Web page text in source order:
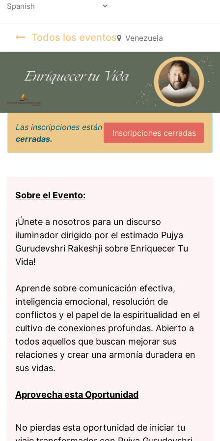
Todos los eventos Venezuela
Las inscripciones están
cerradas.
Inscripciones cerradas
Sobre el Evento:
¡Únete a nosotros para un discurso
iluminador dirigido por el estimado Pujya
Gurudevshri Rakeshji sobre Enriquecer Tu
Vida!
Aprende sobre comunicación efectiva,
inteligencia emocional, resolución de
conflictos y el papel de la espiritualidad en el
cultivo de conexiones profundas. Abierto a
todos aquellos que buscan mejorar sus
relaciones y crear una armonía duradera en
sus vidas.
Aprovecha esta Oportunidad
No pierdas esta oportunidad de iniciar tu